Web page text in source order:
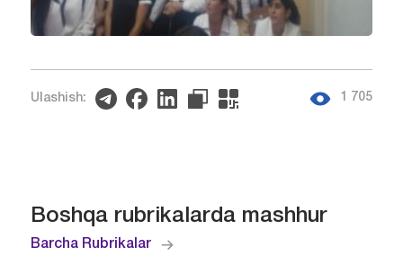
Ulashish: 1 705
Boshqa rubrikalarda mashhur
Barcha Rubrikalar